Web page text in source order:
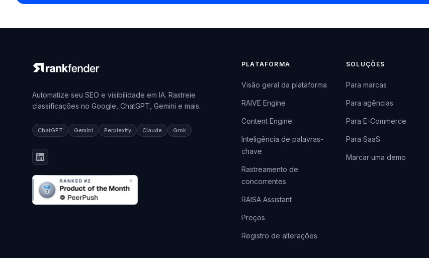
Automatize seu SEO e visibilidade em IA. Rastreie
classificações no Google, ChatGPT, Gemini e mais.
ChatGPT Gemini Perplexity Claude Grok
PLATAFORMA
Visão geral da plataforma
RAIVE Engine
Content Engine
Inteligência de palavras-
chave
Rastreamento de
concorrentes
RAISA Assistant
Preços
Registro de alterações
SOLUÇÕES
Para marcas
Para agências
Para E-Commerce
Para SaaS
Marcar uma demo